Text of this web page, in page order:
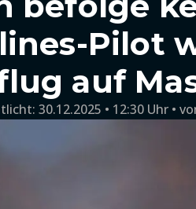
Pilot
auf
30.12.2025 • 12:30 Uhr